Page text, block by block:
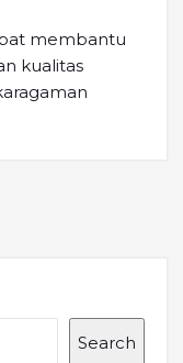
membantu
kualitas
Search